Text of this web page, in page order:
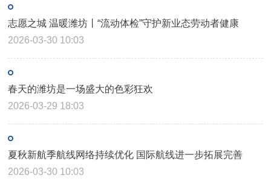
志愿之城 温暖潍坊丨“流动体检”守护新业态劳动者健康
2026-03-30 10:03
春天的潍坊是一场盛大的色彩狂欢
2026-03-29 18:03
夏秋新航季航线网络持续优化 国际航线进一步拓展完善
2026-03-30 10:03